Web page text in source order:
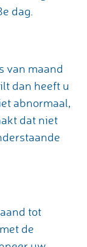
dag.
van maand
dan heeft u
abnormaal,
dat niet
tot
de